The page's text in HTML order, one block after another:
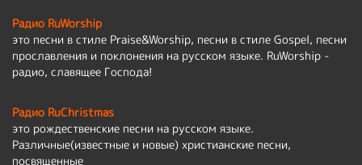
Радио RuWorship
это песни в стиле Praise&Worship, песни в стиле Gospel, песни
прославления и поклонения на русском языке. RuWorship -
радио, славящее Господа!
Радио RuChristmas
это рождественские песни на русском языке.
Различные(известные и новые) христианские песни,
посвященные